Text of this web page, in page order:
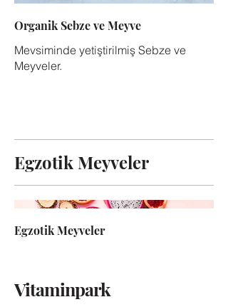
Organik Sebze ve Meyve
Mevsiminde yetiştirilmiş Sebze ve
Meyveler.
Egzotik Meyveler
Egzotik Meyveler
Vitaminpark